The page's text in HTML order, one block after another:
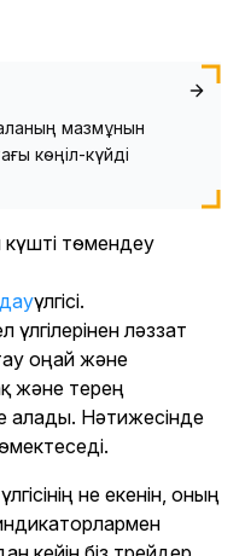
мазмұнын
көңіл-күйді
төмендеу
үлгісі.
ләззат
оңай және
және терең
алады. Нәтижесінде
не екенін, оның
индикаторлармен